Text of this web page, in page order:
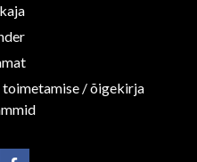
toimetamise / õigekirja